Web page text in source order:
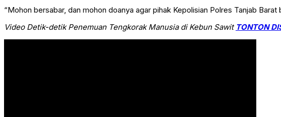
“Mohon bersabar, dan mohon doanya agar pihak Kepolisian Polres Tanjab
Video Detik-detik Penemuan Tengkorak Manusia di Kebun Sawit TONTON